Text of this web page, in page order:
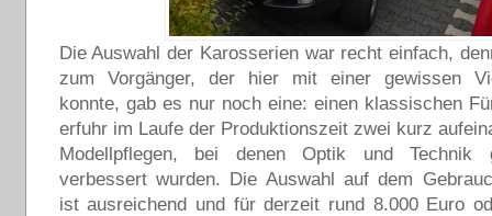
Die Auswahl der Karosserien war recht einfach,
zum Vorgänger, der hier mit einer gewissen
konnte, gab es nur noch eine: einen klassischen
erfuhr im Laufe der Produktionszeit zwei kurz
Modellpflegen, bei denen Optik und Technik
verbessert wurden. Die Auswahl auf dem
ist ausreichend und für derzeit rund 8.000 Euro